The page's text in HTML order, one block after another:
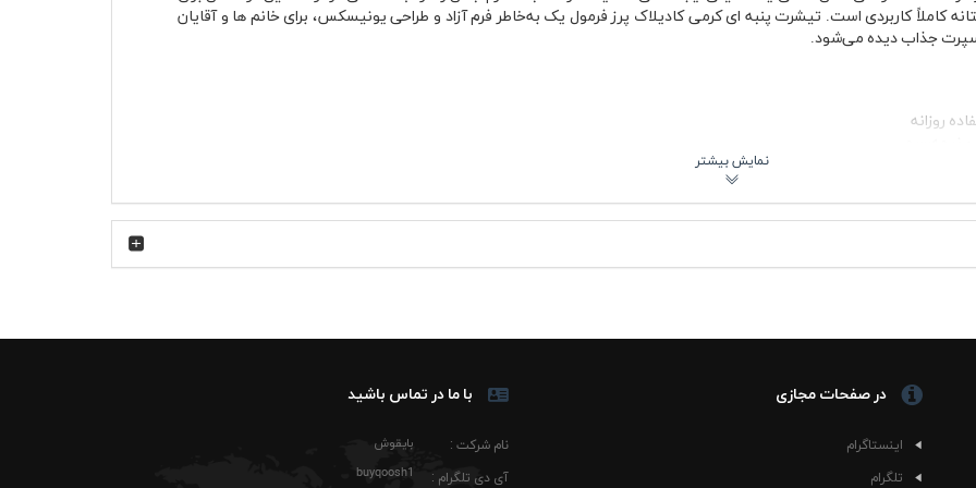
کاملاً کاربردی است. تیشرت پنبه ای کرمی کادیلاک پرز فرمول یک به‌خاطر فرم آزاد و طراحی یونیسکس، برای خانم ها و آقایان
اسپرت جذاب دیده می‌شود.
روزانه
هم باعث می‌شود زیر لایه‌های دیگر اذیت‌کننده نباشد و بدن راحت‌تر نفس بکشد. این موضوع مخصوصاً برای کسانی که ساعت‌های
در صفحات مجازی
اینستاگرام
تلگرام
با ما در تماس باشید
نام شرکت :
آی دی تلگرام :
بایقوش
buyqoosh1